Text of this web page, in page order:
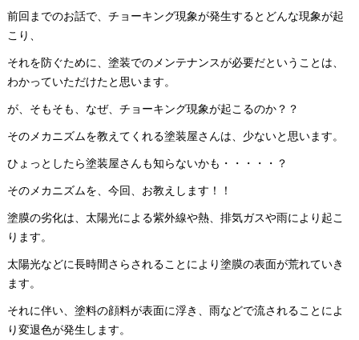
前回までのお話で、チョーキング現象が発生するとどんな現象が起
こり、
それを防ぐために、塗装でのメンテナンスが必要だということは、
わかっていただけたと思います。
が、そもそも、なぜ、チョーキング現象が起こるのか？？
そのメカニズムを教えてくれる塗装屋さんは、少ないと思います。
ひょっとしたら塗装屋さんも知らないかも・・・・・？
そのメカニズムを、今回、お教えします！！
塗膜の劣化は、太陽光による紫外線や熱、排気ガスや雨により起こ
ります。
太陽光などに長時間さらされることにより塗膜の表面が荒れていき
ます。
それに伴い、塗料の顔料が表面に浮き、雨などで流されることによ
り変退色が発生します。